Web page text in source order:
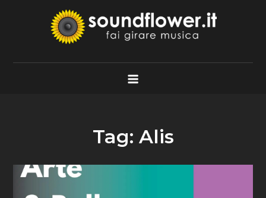
Soundflower.it
Fai Girare Musica
Tag: Alis